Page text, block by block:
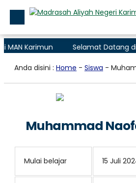
Beranda
Profile
Data
PMB (Penerimaan Murid
Karimun Selamat Datang di
Anda disini : Home - Siswa -
Muhammad
Mulai belajar 15 Juli